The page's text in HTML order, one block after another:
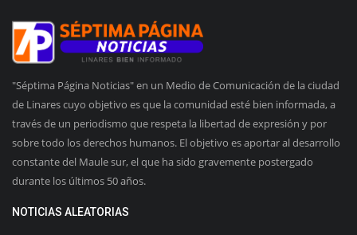
"Séptima Página Noticias" en un Medio de Comunicación de la ciudad
de Linares cuyo objetivo es que la comunidad esté bien informada, a
través de un periodismo que respeta la libertad de expresión y por
sobre todo los derechos humanos. El objetivo es aportar al desarrollo
constante del Maule sur, el que ha sido gravemente postergado
durante los últimos 50 años.
NOTICIAS ALEATORIAS